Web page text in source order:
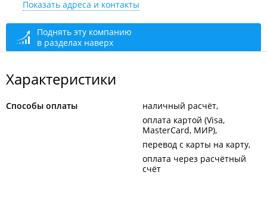
сегодня закрыто
Показать адреса и контакты
Поднять эту компанию
в разделах наверх
Характеристики
Способы оплаты
наличный расчёт
оплата картой (Visa,
MasterCard, МИР)
перевод с карты на карту
оплата через расчётный
счёт